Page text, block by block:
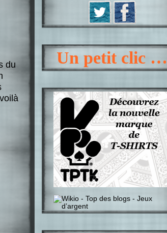
du
Un petit clic …